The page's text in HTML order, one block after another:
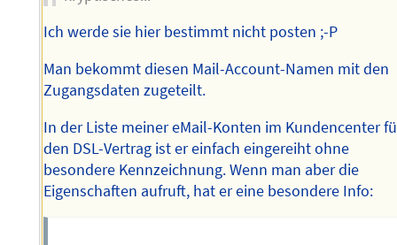
Ich werde sie hier bestimmt nicht posten ;-P
Man bekommt diesen Mail-Account-Namen mit den
Zugangsdaten zugeteilt.
In der Liste meiner eMail-Konten im Kundencenter
den DSL-Vertrag ist er einfach eingereiht ohne
besondere Kennzeichnung. Wenn man aber die
Eigenschaften aufruft, hat er eine besondere Info: